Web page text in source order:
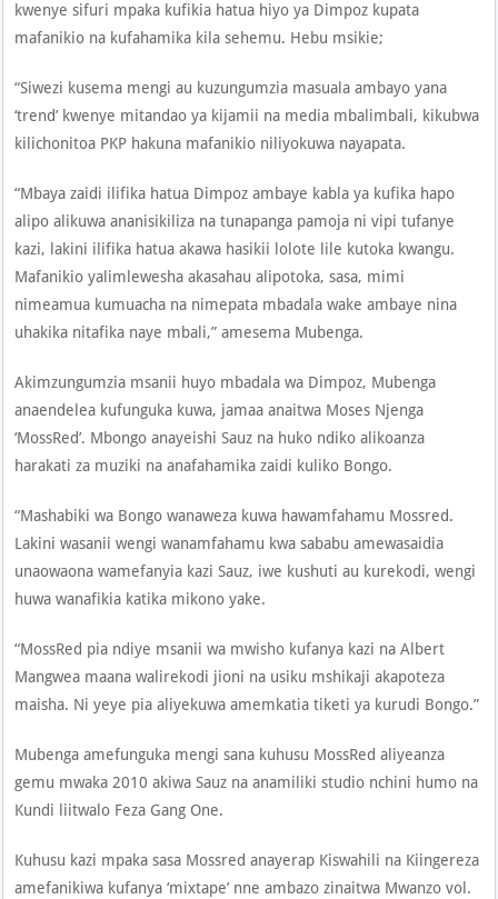
kwenye sifuri mpaka kufikia hatua hiyo ya Dimpoz kupata
mafanikio na kufahamika kila sehemu. Hebu msikie;
“Siwezi kusema mengi au kuzungumzia masuala ambayo yana
‘trend’ kwenye mitandao ya kijamii na media mbalimbali, kikubwa
kilichonitoa PKP hakuna mafanikio niliyokuwa nayapata.
“Mbaya zaidi ilifika hatua Dimpoz ambaye kabla ya kufika hapo
alipo alikuwa ananisikiliza na tunapanga pamoja ni vipi tufanye
kazi, lakini ilifika hatua akawa hasikii lolote lile kutoka kwangu.
Mafanikio yalimlewesha akasahau alipotoka, sasa, mimi
nimeamua kumuacha na nimepata mbadala wake ambaye nina
uhakika nitafika naye mbali,” amesema Mubenga.
Akimzungumzia msanii huyo mbadala wa Dimpoz, Mubenga
anaendelea kufunguka kuwa, jamaa anaitwa Moses Njenga
‘MossRed’. Mbongo anayeishi Sauz na huko ndiko alikoanza
harakati za muziki na anafahamika zaidi kuliko Bongo.
“Mashabiki wa Bongo wanaweza kuwa hawamfahamu Mossred.
Lakini wasanii wengi wanamfahamu kwa sababu amewasaidia
unaowaona wamefanyia kazi Sauz, iwe kushuti au kurekodi, wengi
huwa wanafikia katika mikono yake.
“MossRed pia ndiye msanii wa mwisho kufanya kazi na Albert
Mangwea maana walirekodi jioni na usiku mshikaji akapoteza
maisha. Ni yeye pia aliyekuwa amemkatia tiketi ya kurudi Bongo.”
Mubenga amefunguka mengi sana kuhusu MossRed aliyeanza
gemu mwaka 2010 akiwa Sauz na anamiliki studio nchini humo na
Kundi liitwalo Feza Gang One.
Kuhusu kazi mpaka sasa Mossred anayerap Kiswahili na Kiingereza
amefanikiwa kufanya ‘mixtape’ nne ambazo zinaitwa Mwanzo vol.